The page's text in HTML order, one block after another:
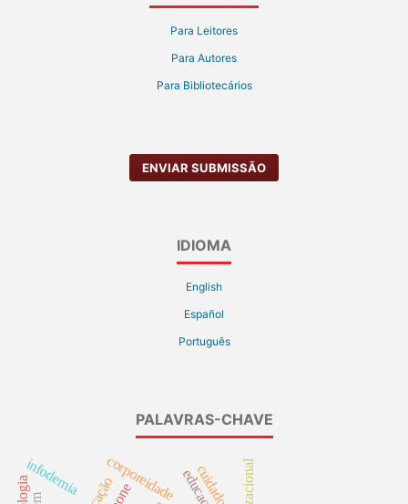
Para Leitores
Para Autores
Para Bibliotecários
ENVIAR SUBMISSÃO
IDIOMA
English
Español
Português
PALAVRAS-CHAVE
corporeidade cuidador
infodemia